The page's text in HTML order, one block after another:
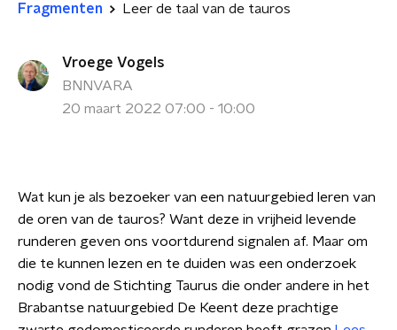
Fragmenten Leer de taal van de tauros
Vroege Vogels
BNNVARA
20 maart 2022 07:00 - 10:00
Wat kun je als bezoeker van een natuurgebied leren van
de oren van de tauros? Want deze in vrijheid levende
runderen geven ons voortdurend signalen af. Maar om
die te kunnen lezen en te duiden was een onderzoek
nodig vond de Stichting Taurus die onder andere in het
Brabantse natuurgebied De Keent deze prachtige